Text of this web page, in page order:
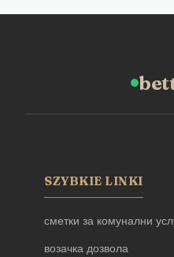
SZYBKIE LINKI
сметки за комунални
возачка дозвола